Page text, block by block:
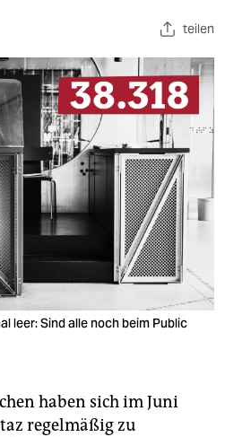
teilen
leer: Sind alle noch beim Public
haben sich im Juni
regelmäßig zu